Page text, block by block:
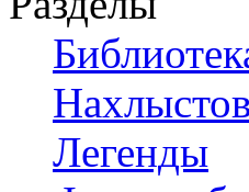
Легенды